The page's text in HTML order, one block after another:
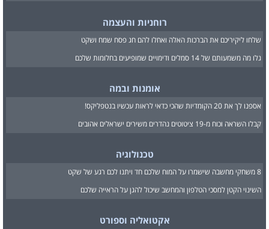
רוחניות והעצמה
שלחו ליקיריכם את הברכות האלה ואחלו להם חג פסח שמח ושקט
גלו מה משמעותם של 14 סמלים ודימויים שמופיעים בחלומות שלכם
אומנות ובמה
אספנו לך את 20 הקומדיות שהכי כדאי לראות עכשיו בנטפליקס!
קבלו השראה וכוח מ-19 ציטוטים נהדרים משירים ישראלים אהובים
טכנולוגיה
8 משחקי מחשבה שישמרו על המוח שלכם חד ויתנו לכם רגע של שקט
השינוי הקטן למסכי הטלפון והמחשב שיכול להגן על הראייה שלכם
אקטואליה וספורט